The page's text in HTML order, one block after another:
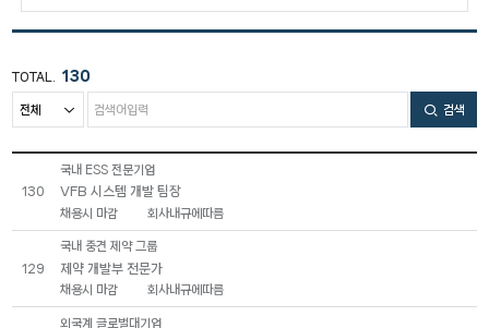
TOTAL. 130
검색
130
국내 ESS 전문기업
VFB 시스템 개발 팀장
채용시 마감 회사내규에따름
129
국내 중견 제약 그룹
제약 개발부 전문가
채용시 마감 회사내규에따름
외국계 글로벌대기업